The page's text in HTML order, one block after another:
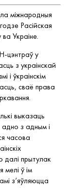
міжнародныя
Расійская
Украіне.
цэнтраў у
з украінскай
і ўкраінскім
сваё права
выказаць
з адным і
часова
далі прытулак
ў ім
з‘яўляюцца